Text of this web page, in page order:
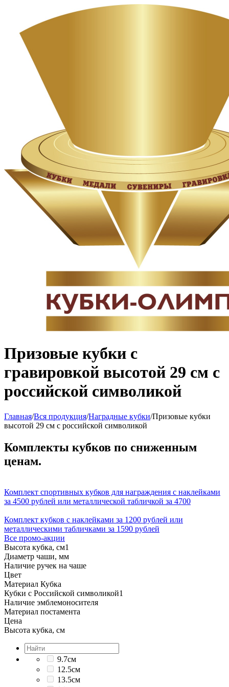
Призовые кубки с
гравировкой высотой 29 см с
российской символикой
Главная/Вся продукция/Наградные кубки/Призовые кубки
высотой 29 см с российской символикой
Комплекты кубков по сниженным
ценам.
Комплект спортивных кубков для награждения с наклейками
за 4500 рублей или металлической табличкой за 4700
Комплект кубков с наклейками за 1200 рублей или
металлическими табличками за 1590 рублей
Все промо-акции
Высота кубка, см1
Диаметр чаши, мм
Наличие ручек на чаше
Цвет
Материал Кубка
Кубки с Российской символикой1
Наличие эмблемоносителя
Материал постамента
Цена
Высота кубка, см
9.7см
12.5см
13.5см